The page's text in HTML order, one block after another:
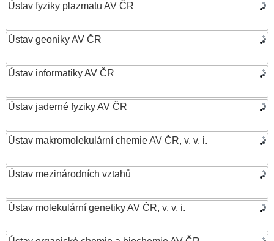
Ústav fyziky plazmatu AV ČR
Ústav geoniky AV ČR
Ústav informatiky AV ČR
Ústav jaderné fyziky AV ČR
Ústav makromolekulární chemie AV ČR, v. v. i.
Ústav mezinárodních vztahů
Ústav molekulární genetiky AV ČR, v. v. i.